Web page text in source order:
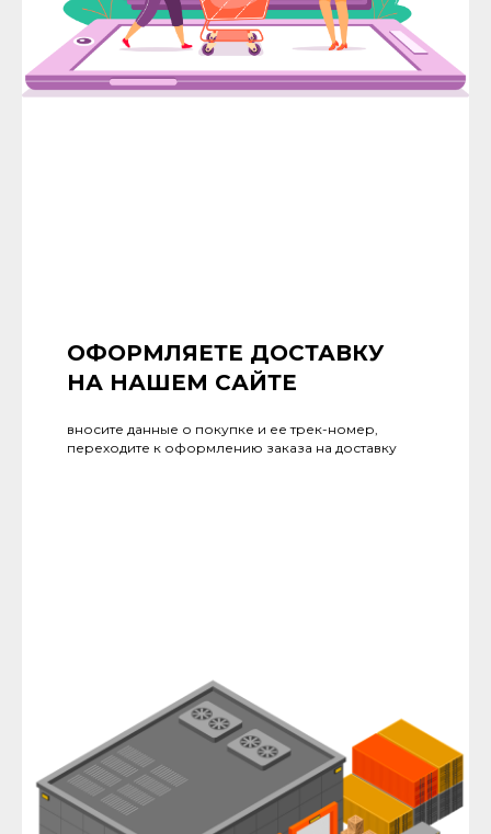
ОФОРМЛЯЕТЕ ДОСТАВКУ
НА НАШЕМ САЙТЕ
вносите данные о покупке и ее трек-номер,
переходите к оформлению заказа на доставку